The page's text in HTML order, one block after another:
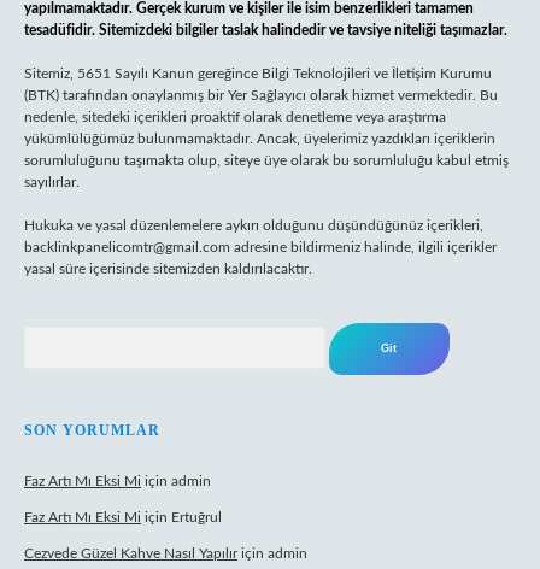
yapılmamaktadır. Gerçek kurum ve kişiler ile isim benzerlikleri tamamen
tesadüfidir. Sitemizdeki bilgiler taslak halindedir ve tavsiye niteliği taşımazlar.
Sitemiz, 5651 Sayılı Kanun gereğince Bilgi Teknolojileri ve İletişim Kurumu
(BTK) tarafından onaylanmış bir Yer Sağlayıcı olarak hizmet vermektedir. Bu
nedenle, sitedeki içerikleri proaktif olarak denetleme veya araştırma
yükümlülüğümüz bulunmamaktadır. Ancak, üyelerimiz yazdıkları içeriklerin
sorumluluğunu taşımakta olup, siteye üye olarak bu sorumluluğu kabul etmiş
sayılırlar.
Hukuka ve yasal düzenlemelere aykırı olduğunu düşündüğünüz içerikleri,
backlinkpanelicomtr@gmail.com adresine bildirmeniz halinde, ilgili içerikler
yasal süre içerisinde sitemizden kaldırılacaktır.
SON YORUMLAR
Faz Artı Mı Eksi Mi için admin
Faz Artı Mı Eksi Mi için Ertuğrul
Cezvede Güzel Kahve Nasıl Yapılıriçin admin